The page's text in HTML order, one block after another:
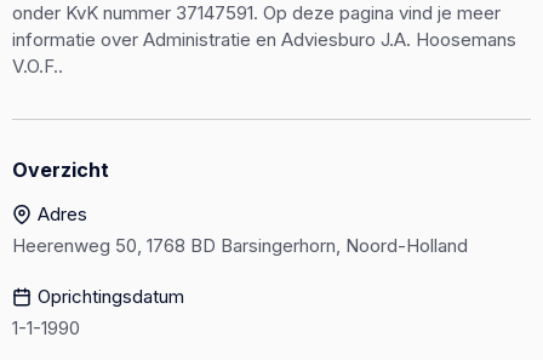
onder KvK nummer 37147591. Op deze pagina vind je meer
informatie over Administratie en Adviesburo J.A. Hoosemans
V.O.F..
Overzicht
Adres
Heerenweg 50, 1768 BD Barsingerhorn, Noord-Holland
Oprichtingsdatum
1-1-1990